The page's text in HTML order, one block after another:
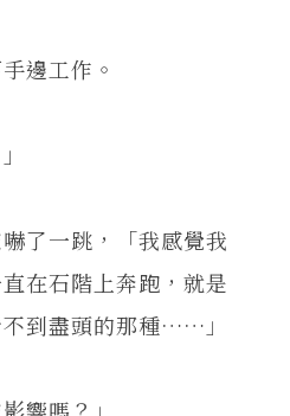
邊工作。
一跳，「我感覺我
在石階上奔跑，就是
到盡頭的那種……」